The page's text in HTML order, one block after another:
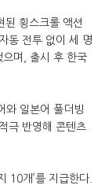
된 횡스크롤 액션
동 전투 없이 세 명
으며, 출시 후 한국
와 일본어 풀더빙
극 반영해 콘텐츠
10개’를 지급한다.